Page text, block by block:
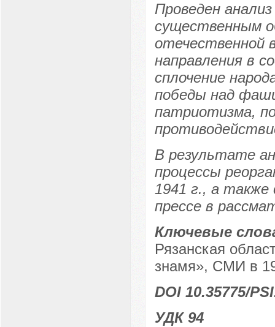
Проведен
существенным
отечественной
направления в
сплочение
победы над
патриотизма,
В результате
процессы
1941 г., а также
прессе в
Ключевые
Рязанская
знамя», СМИ в
DOI 10.35775/
УДК 94